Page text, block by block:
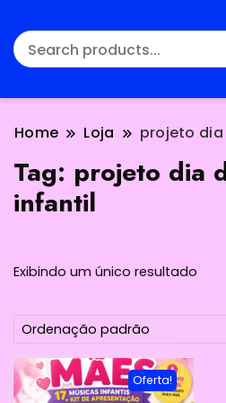
Home Loja projeto
Tag: projeto dia
infantil
Exibindo um único resultado
Oferta!